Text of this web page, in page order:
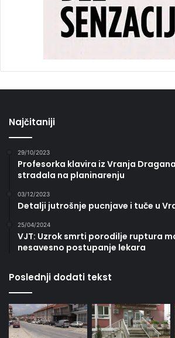
Najčitaniji
29/10/2023
Profesorka klavira iz Vranja
stradala na planinarenju
03/12/2023
Detalji jutrošnje pucnjave i tuče u
25/04/2024
VJT: Uzrok smrti porodilje ruptura
nesavesno postupanje lekara
Poslednji dodati tekst